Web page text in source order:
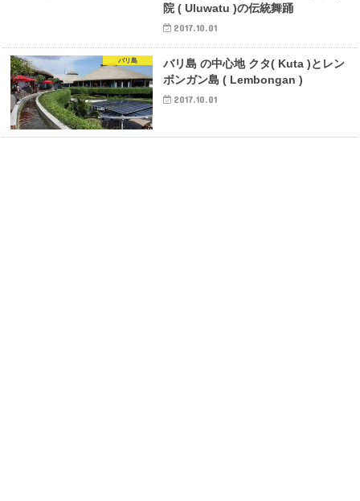
院 ( Uluwatu )の伝統舞踊
2017.10.01
バリ島
バリ島 の中心地 クタ( Kuta )とレン
ボンガン島 ( Lembongan )
2017.10.01